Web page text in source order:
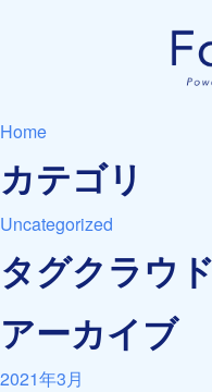
Home
カテゴリ
Uncategorized
タグクラウド
アーカイブ
2021年3月